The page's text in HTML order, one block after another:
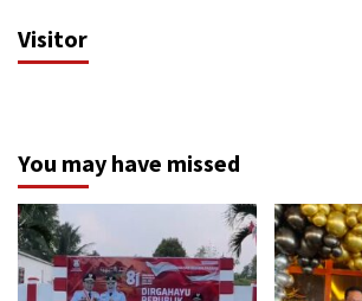
Visitor
You may have missed